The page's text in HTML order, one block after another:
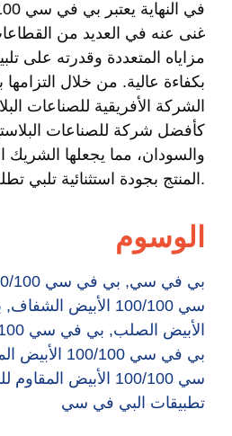
غنى عنه في العديد من
مزاياه المتعددة وقدرته على
بكفاءة عالية. من خلال التزامها
الشركة الأفريقية للصناعات
كأفضل شركة للصناعات
والسودان، مما يجعلها الشريك
المنتج بجودة استثنائية تلبي تطلعات العملاء.
الوسوم
بي في سي, بي في سي 100/100 الأبيض
سي 100/100 الأبيض الشفاف
,
الأبيض الصلب, بي في سي 100/100 الأبيض المرن
بي في سي 100/100 الأبيض المقاوم للحرارة
سي 100/100 الأبيض المقاوم للمواد الكيميائية
تطبيقات البي في سي